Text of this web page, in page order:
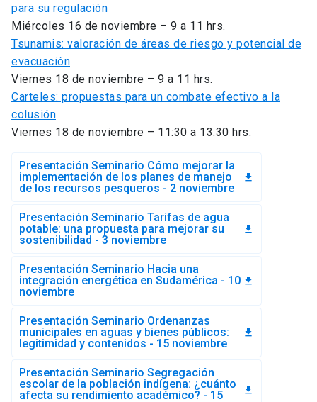
para su regulación
Miércoles 16 de noviembre – 9 a 11 hrs.
Tsunamis: valoración de áreas de riesgo y potencial de
evacuación
Viernes 18 de noviembre – 9 a 11 hrs.
Carteles: propuestas para un combate efectivo a la
colusión
Viernes 18 de noviembre – 11:30 a 13:30 hrs.
Presentación Seminario Cómo mejorar la
implementación de los planes de manejo
de los recursos pesqueros - 2 noviembre
file_download
Presentación Seminario Tarifas de agua
potable: una propuesta para mejorar su
sostenibilidad - 3 noviembre
file_download
Presentación Seminario Hacia una
integración energética en Sudamérica - 10
noviembre
file_download
Presentación Seminario Ordenanzas
municipales en aguas y bienes públicos:
legitimidad y contenidos - 15 noviembre
file_download
Presentación Seminario Segregación
escolar de la población indígena: ¿cuánto
afecta su rendimiento académico? - 15
file_download